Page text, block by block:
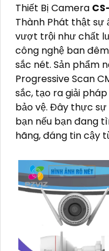
Thiết Bị Camera
Thành Phát thật
vượt trội như chất
công nghệ ban
sắc nét. Sản phẩm
Progressive Scan
sắc, tạo ra giải
bảo vệ. Đây thực
bạn nếu bạn đang
hãng, đáng tin cậy